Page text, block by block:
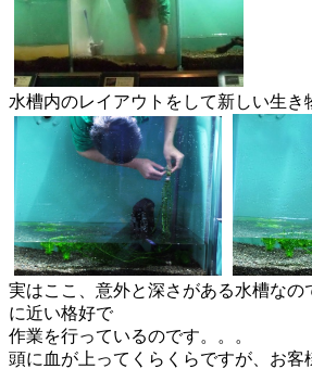
水槽内のレイアウトをして新しい生き
実はここ、意外と深さがある水槽なの
に近い格好で
作業を行っているのです。。。
頭に血が上ってくらくらですが、 お客